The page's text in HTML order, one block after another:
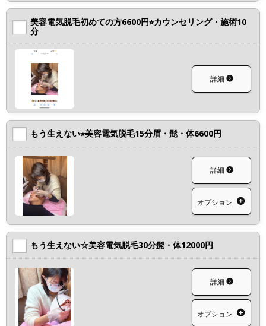
美容電気脱毛初めての方6600円⭐︎カウンセリング・施術10
分
詳細
もう生えない⭐︎美容電気脱毛15分眉・髭・体6600円
詳細
オプション
もう生えない☆美容電気脱毛30分髭・体12000円
詳細
オプション